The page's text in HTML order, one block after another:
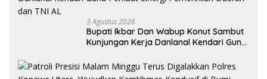
3 Agustus 2026
Bupati Ikbar Dan Wabup Konut Sambut
Kunjungan Kerja Danlanal Kendari Guna
TNI AL